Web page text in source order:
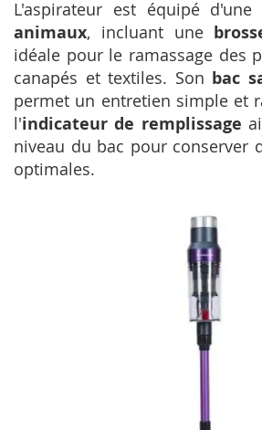
L'aspirateur est équipé d'une
animaux, incluant une
idéale pour le ramassage des
canapés et textiles. Son bac
permet un entretien simple et
l'indicateur de remplissage
niveau du bac pour conserver
optimales.